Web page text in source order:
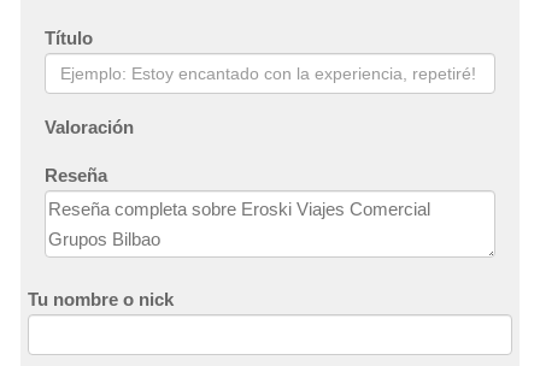
Título
Valoración
Reseña
Tu nombre o nick